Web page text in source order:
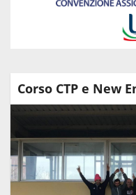
Corso CTP e New